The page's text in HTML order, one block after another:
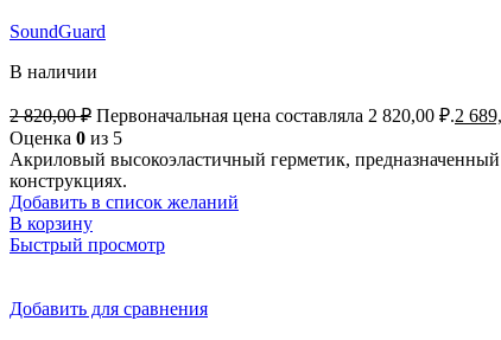
SoundGuard
В наличии
2 820,00₽ Первоначальная цена составляла 2 820,00 ₽.2
Оценка 0 из 5
Акриловый высокоэластичный герметик,
конструкциях.
Добавить в список желаний
В корзину
Быстрый просмотр
Добавить для сравнения